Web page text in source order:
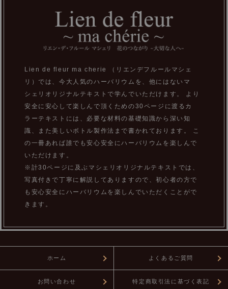
Lien de fleur ma cherie （リエンデフルールマシェ
リ）では、今大人気のハーバリウムを、他にはないマ
シェリオリジナルテキストで学んでいただけます。 より
安全に安心して楽しんで頂くための30ページに渡るカ
ラーテキストには、必要な材料の基礎知識から深い知
識、また美しいボトル製作法まで書かれております。 こ
の一冊あれば誰でも安心安全にハーバリウムを楽しんで
いただけます。
※計30ページに及ぶマシェリオリジナルテキストでは、
写真付きで丁寧に解説してありますので、初心者の方で
も安心安全にハーバリウムを楽しんでいただくことがで
きます。
ホーム よくあるご質問
お問い合わせ 特定商取引法に基づく表記